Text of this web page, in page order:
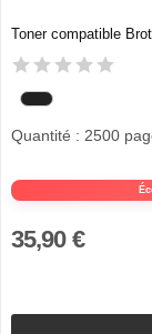
Toner compatible
Quantité : 2500
35,90 €